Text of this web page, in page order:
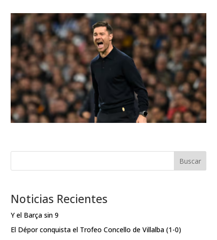
Buscar
Noticias Recientes
Y el Barça sin 9
El Dépor conquista el Trofeo Concello de Villalba (1-0)